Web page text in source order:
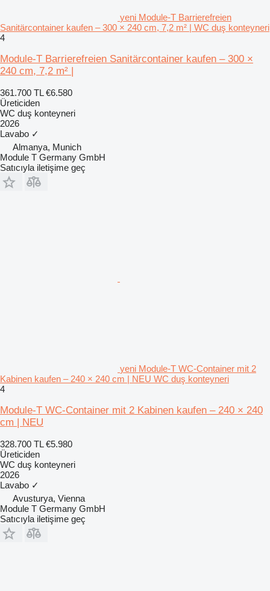
yeni Module-T Barrierefreien
Sanitärcontainer kaufen – 300 × 240 cm, 7,2 m² | WC duş konteyneri
4
Module-T Barrierefreien Sanitärcontainer kaufen – 300 ×
240 cm, 7,2 m² |
361.700 TL €6.580
Üreticiden
WC duş konteyneri
2026
Lavabo ✓
Almanya, Munich
Module T Germany GmbH
Satıcıyla iletişime geç
yeni Module-T WC-Container mit 2
Kabinen kaufen – 240 × 240 cm | NEU WC duş konteyneri
4
Module-T WC-Container mit 2 Kabinen kaufen – 240 × 240
cm | NEU
328.700 TL €5.980
Üreticiden
WC duş konteyneri
2026
Lavabo ✓
Avusturya, Vienna
Module T Germany GmbH
Satıcıyla iletişime geç